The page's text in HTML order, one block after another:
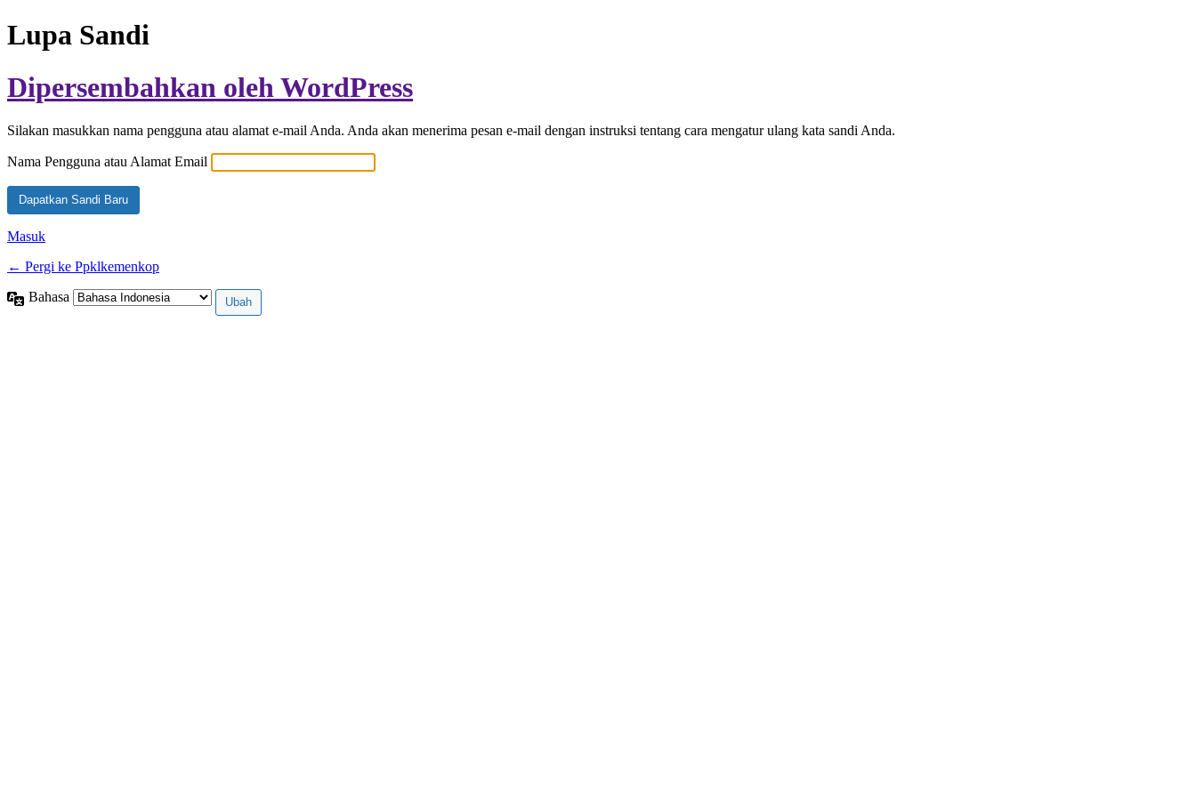
Lupa Sandi
Dipersembahkan oleh WordPress
Silakan masukkan nama pengguna atau alamat e-mail Anda. Anda akan menerima pesan e-mail dengan instruksi tentang cara mengatur ulang kata sandi Anda.
Nama Pengguna atau Alamat Email
Masuk
← Pergi ke Ppklkemenkop
Bahasa